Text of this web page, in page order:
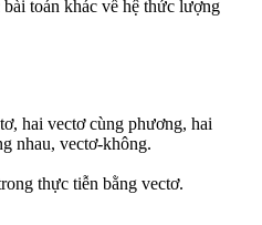
toán khác về hệ thức lượng
hai vectơ cùng phương, hai
nhau, vectơ-không.
thực tiễn bằng vectơ.